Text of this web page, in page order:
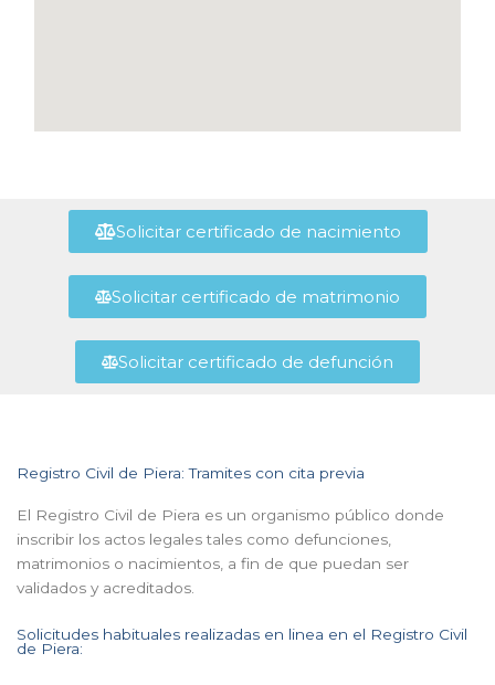
Solicitar certificado de nacimiento
Solicitar certificado de matrimonio
Solicitar certificado de defunción
Registro Civil de Piera: Tramites con cita previa
El Registro Civil de Piera es un organismo público donde
inscribir los actos legales tales como defunciones,
matrimonios o nacimientos, a fin de que puedan ser
validados y acreditados.
Solicitudes habituales realizadas en linea en el Registro Civil
de Piera: